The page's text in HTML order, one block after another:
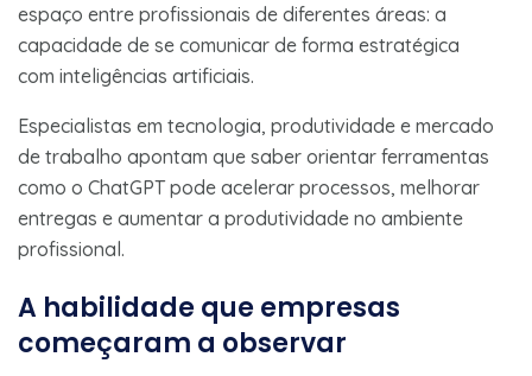
espaço entre profissionais de diferentes áreas: a
capacidade de se comunicar de forma estratégica
com inteligências artificiais.
Especialistas em tecnologia, produtividade e mercado
de trabalho apontam que saber orientar ferramentas
como o ChatGPT pode acelerar processos, melhorar
entregas e aumentar a produtividade no ambiente
profissional.
A habilidade que empresas
começaram a observar